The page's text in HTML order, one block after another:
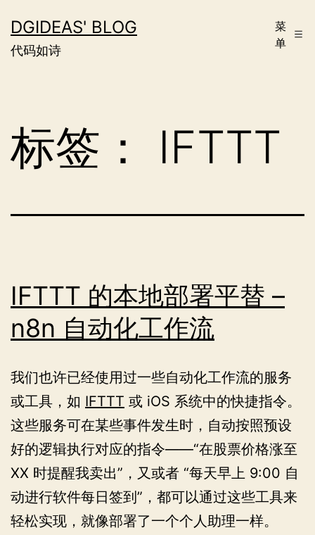
至
内
DGIDEAS' BLOG
代码如诗
菜
单
标签： IFTTT
IFTTT 的本地部署平替 –
n8n 自动化工作流
我们也许已经使用过一些自动化工作流的服务
或工具，如 IFTTT 或 iOS 系统中的快捷指令。
这些服务可在某些事件发生时，自动按照预设
好的逻辑执行对应的指令——“在股票价格涨至
XX 时提醒我卖出”，又或者 “每天早上 9:00 自
动进行软件每日签到”，都可以通过这些工具来
轻松实现，就像部署了一个个人助理一样。